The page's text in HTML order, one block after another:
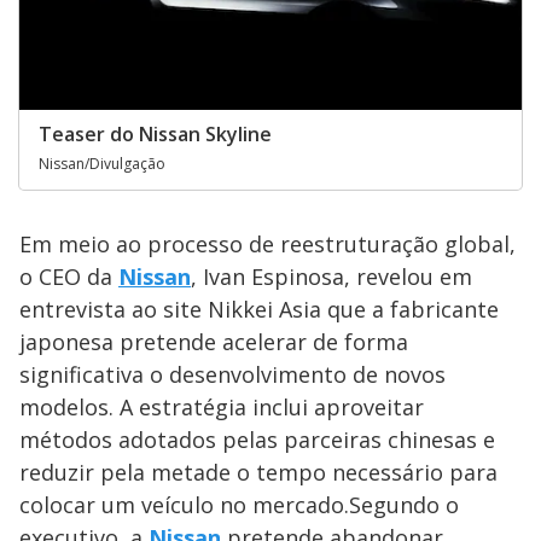
Teaser do Nissan Skyline
Nissan/Divulgação
Em meio ao processo de reestruturação global,
o CEO da Nissan, Ivan Espinosa, revelou em
entrevista ao site Nikkei Asia que a fabricante
japonesa pretende acelerar de forma
significativa o desenvolvimento de novos
modelos. A estratégia inclui aproveitar
métodos adotados pelas parceiras chinesas e
reduzir pela metade o tempo necessário para
colocar um veículo no mercado.Segundo o